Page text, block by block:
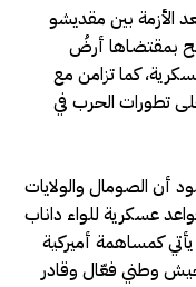
الأزمة بين مقديشو
بمقتضاها أرضُ
كما تزامن مع
تطورات الحرب في
الصومال والولايات
عسكرية للواء داناب
كمساهمة أميركية
وطني فعّال وقادر